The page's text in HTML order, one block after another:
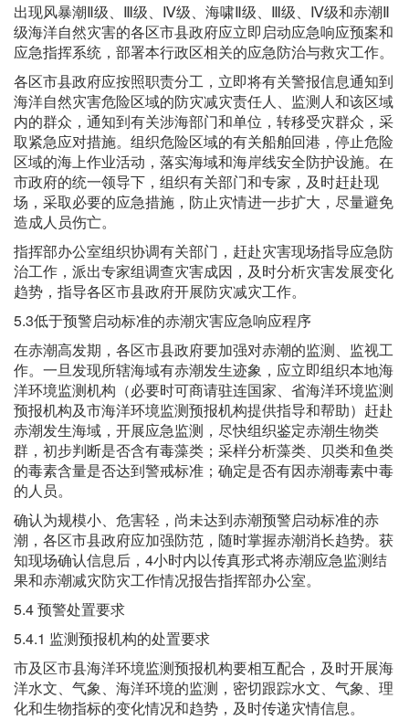
出现风暴潮Ⅱ级、Ⅲ级、Ⅳ级、海啸Ⅱ级、Ⅲ级、Ⅳ级和赤潮Ⅱ
级海洋自然灾害的各区市县政府应立即启动应急响应预案和
应急指挥系统，部署本行政区相关的应急防治与救灾工作。
各区市县政府应按照职责分工，立即将有关警报信息通知到
海洋自然灾害危险区域的防灾减灾责任人、监测人和该区域
内的群众，通知到有关涉海部门和单位，转移受灾群众，采
取紧急应对措施。组织危险区域的有关船舶回港，停止危险
区域的海上作业活动，落实海域和海岸线安全防护设施。在
市政府的统一领导下，组织有关部门和专家，及时赶赴现
场，采取必要的应急措施，防止灾情进一步扩大，尽量避免
造成人员伤亡。
指挥部办公室组织协调有关部门，赶赴灾害现场指导应急防
治工作，派出专家组调查灾害成因，及时分析灾害发展变化
趋势，指导各区市县政府开展防灾减灾工作。
5.3低于预警启动标准的赤潮灾害应急响应程序
在赤潮高发期，各区市县政府要加强对赤潮的监测、监视工
作。一旦发现所辖海域有赤潮发生迹象，应立即组织本地海
洋环境监测机构（必要时可商请驻连国家、省海洋环境监测
预报机构及市海洋环境监测预报机构提供指导和帮助）赶赴
赤潮发生海域，开展应急监测，尽快组织鉴定赤潮生物类
群，初步判断是否含有毒藻类；采样分析藻类、贝类和鱼类
的毒素含量是否达到警戒标准；确定是否有因赤潮毒素中毒
的人员。
确认为规模小、危害轻，尚未达到赤潮预警启动标准的赤
潮，各区市县政府应加强防范，随时掌握赤潮消长趋势。获
知现场确认信息后，4小时内以传真形式将赤潮应急监测结
果和赤潮减灾防灾工作情况报告指挥部办公室。
5.4 预警处置要求
5.4.1 监测预报机构的处置要求
市及区市县海洋环境监测预报机构要相互配合，及时开展海
洋水文、气象、海洋环境的监测，密切跟踪水文、气象、理
化和生物指标的变化情况和趋势，及时传递灾情信息。